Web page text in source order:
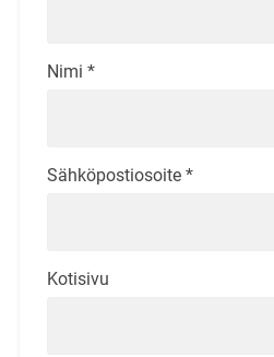
Nimi *
Sähköpostiosoite *
Kotisivu